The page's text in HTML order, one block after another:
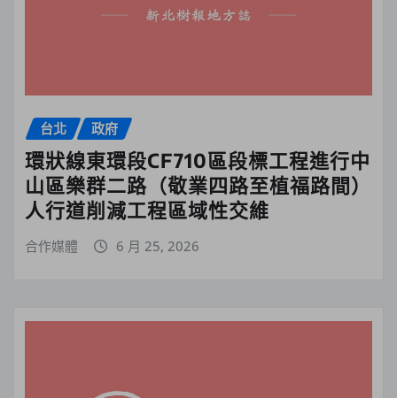
台北 政府
環狀線東環段CF710區段標工程進行中
山區樂群二路（敬業四路至植福路間）
人行道削減工程區域性交維
合作媒體 6 月 25, 2026